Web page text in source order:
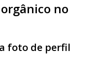
no
foto de perfil